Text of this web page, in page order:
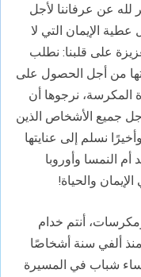
لله عن عرفاننا لأجل
الإيمان التي لا
على قلبنا: نطلب
من أجل الحصول على
المكرسة، نرجوها أن
جميع الأشخاص الذين
نسلم إلى عنايتها
النمسا وأوروبا
والحياة!
أنتم خدام
ألفي سنة أشخاصًا
شباب في المسيرة